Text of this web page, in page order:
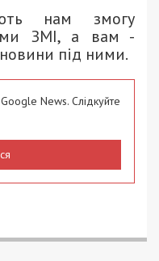
нам змогу
ЗМІ, а вам -
під ними.
News. Слідкуйте